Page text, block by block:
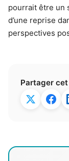
pourrait être un
d’une reprise
perspectives
Partager